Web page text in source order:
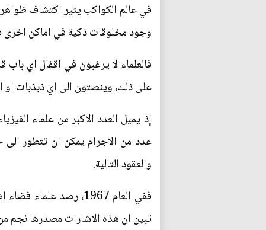
في عالم الكواكب يثير اكتشاف
وجود مخلوقات ذكية في اماكن اخرى
فالعلماء لا يرغبون في اقفال اي
على ذلك، وينصتون الى اي ذبذبات
إذ يميل العدد الاكبر من علماء
عدد من الاجرام يمكن ان تتطور
والعقود التالية.
ففي العام 1967، رصد
تبين ان هذه الاشارات مصدرها نجم